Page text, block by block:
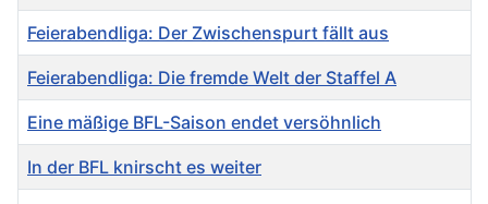
Feierabendliga: Der Zwischenspurt fällt aus
Feierabendliga: Die fremde Welt der Staffel A
Eine mäßige BFL-Saison endet versöhnlich
In der BFL knirscht es weiter